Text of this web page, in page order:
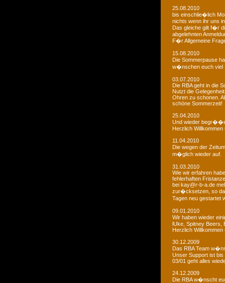
25.08.2010
bis einschlie�lich
nichts wenn ihr uns
Das gleiche gilt f�r
abgelehnten
F�r Allgemeine
15.08.2010
Die Sommerpause
w�nschen euch viel
03.07.2010
Die RBA geht in die
Nutzt die
Ohren zu schonen.
schöne Sommerzeit!
25.04.2010
Und wieder
Herzlich Willkommen
11.04.2010
Die wegen der
m�glich wieder auf.
31.03.2010
Wie wir erfahren
fehlerhaften
bei kay@r-b-a.de
zur�cksetzen, so
Tagen neu gestartet
09.01.2010
Wir haben wieder
lUke, Spitney Beers,
Herzlich Willkommen
30.12.2009
Das RBA Team
Unser Support ist bis
03/01 geht alles
24.12.2009
Die RBA w�nscht